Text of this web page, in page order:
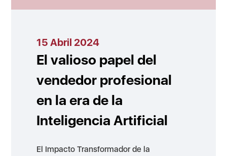
15 Abril 2024
El valioso papel del
vendedor profesional
en la era de la
Inteligencia Artificial
El Impacto Transformador de la